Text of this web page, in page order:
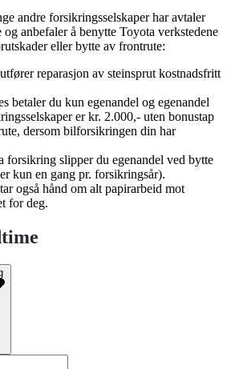
andre forsikringsselskaper har avtaler
anbefaler å benytte Toyota verkstedene
eller bytte av frontrute:
reparasjon av steinsprut kostnadsfritt
betaler du kun egenandel og egenandel
er kr. 2.000,- uten bonustap
dersom bilforsikringen din har
forsikring slipper du egenandel ved bytte
kun en gang pr. forsikringsår).
også hånd om alt papirarbeid mot
for deg.